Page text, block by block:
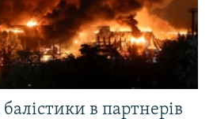
в партнерів